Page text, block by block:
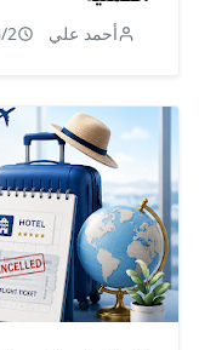
أحمد علي 2